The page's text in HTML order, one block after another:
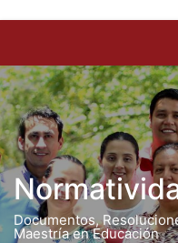
Documentos,
Maestría en Educación